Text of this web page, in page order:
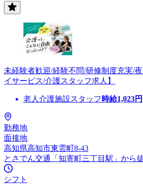
未経験者歓迎/経験不問/研修制度充実/
イサービス/介護スタッフ求人】
老人介護施設スタッフ 時給1,023円
勤務地
面接地
高知県高知市東雲町8-43
とさでん交通「知寄町三丁目駅」から
シフト